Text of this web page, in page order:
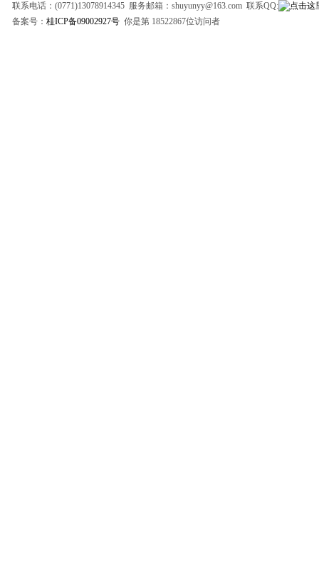
联系电话：(0771)13078914345 服务邮箱：shuyunyy@163.com 联系QQ:
备案号： 桂ICP备09002927号 你是第 18522867位访问者